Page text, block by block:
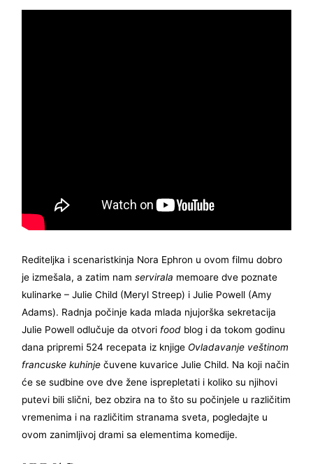
Rediteljka i scenaristkinja Nora Ephron u ovom filmu dobro
je izmešala, a zatim namservirala memoare dve poznate
kulinarke – Julie Child (Meryl Streep) i Julie Powell (Amy
Adams). Radnja počinje kada mlada njujorška sekretacija
Julie Powell odlučuje da otvori food blog i da tokom godinu
dana pripremi 524 recepata iz knjige Ovladavanje veštinom
francuske kuhinje čuvene kuvarice Julie Child. Na koji način
će se sudbine ove dve žene isprepletati i koliko su njihovi
putevi bili slični, bez obzira na to što su počinjele u različitim
vremenima i na različitim stranama sveta, pogledajte u
ovom zanimljivoj drami sa elementima komedije.